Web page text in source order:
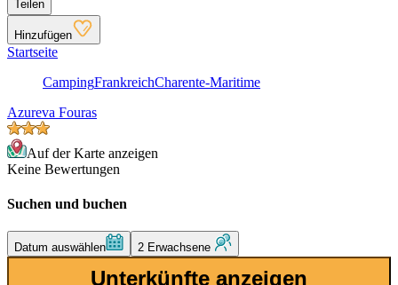
Teilen
Hinzufügen
Startseite
CampingFrankreichCharente-Maritime
Azureva Fouras
Auf der Karte anzeigen
Keine Bewertungen
Suchen und buchen
Datum auswählen 2 Erwachsene
Unterkünfte anzeigen